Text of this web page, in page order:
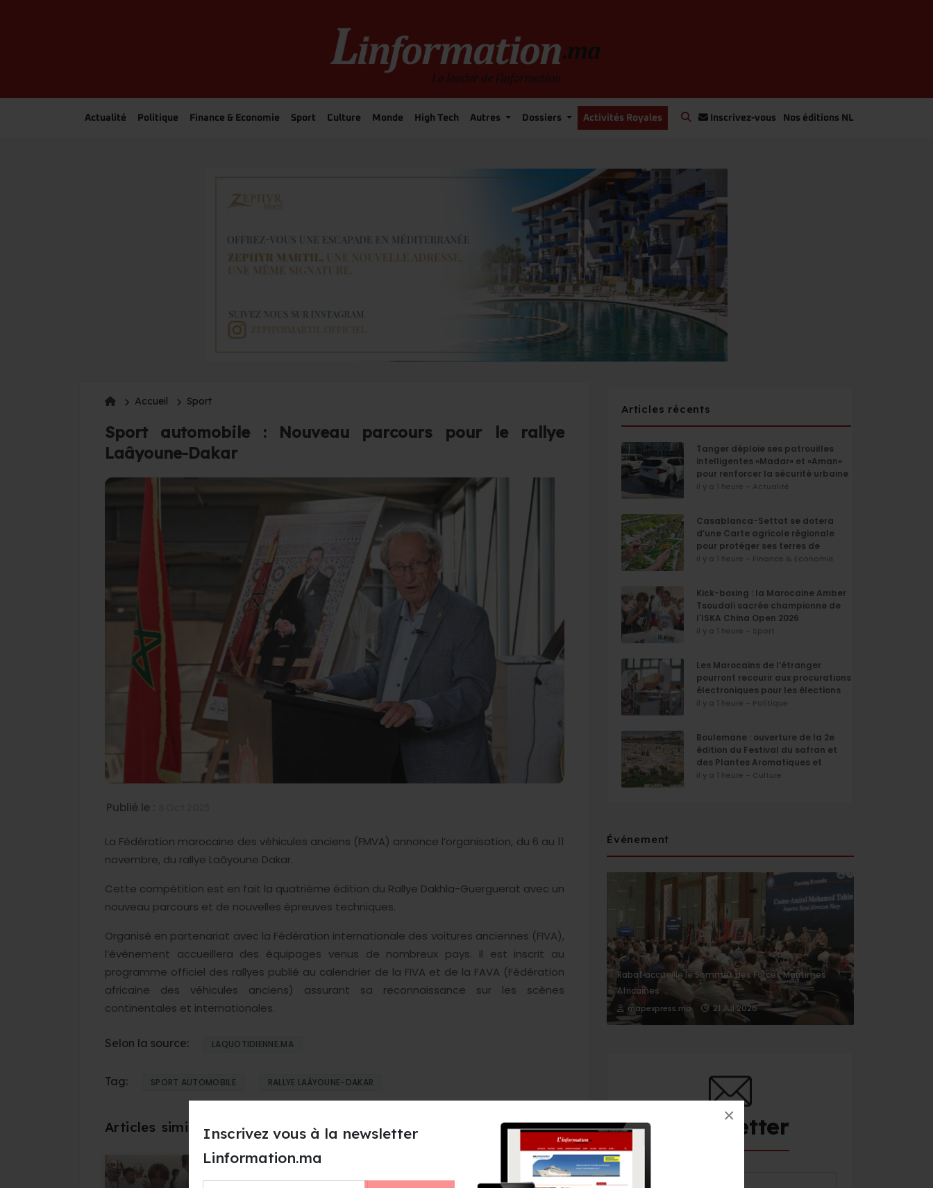
Inscrivez vous à la newsletter
Linformation.ma
×
Actualité Politique Finance & Economie Sport Culture Monde High Tech Autres Dossiers Activités Royales Inscrivez-vous Nos éditions NL
Accueil Sport
Sport automobile : Nouveau parcours pour le rallye
Laâyoune-Dakar
Publié le :
La Fédération marocaine des véhicules anciens (FMVA) annonce l’organisation, du 6 au 11
novembre, du rallye Laâyoune Dakar.
Cette compétition est en fait la quatrième édition du Rallye Dakhla-Guerguerat avec un
nouveau parcours et de nouvelles épreuves techniques.
Organisé en partenariat avec la Fédération internationale des voitures anciennes (FIVA),
l’évènement accueillera des équipages venus de nombreux pays. Il est inscrit au
programme officiel des rallyes publié au calendrier de la FIVA et de la FAVA (Fédération
africaine des véhicules anciens) assurant sa reconnaissance sur les scènes
continentales et internationales.
Selon la source: LAQUOTIDIENNE.MA
Tag: SPORT AUTOMOBILE RALLYE LAÂYOUNE-DAKAR
Articles récents
Tanger déploie ses patrouilles
intelligentes «Madar» et «Aman»
pour renforcer la sécurité urbaine
il y a 1 heure - Actualité
Casablanca-Settat se dotera
d’une Carte agricole régionale
pour protéger ses terres de
l’urbanisation
il y a 1 heure - Finance & Economie
Kick-boxing : la Marocaine Amber
Tsoudali sacrée championne de
l'ISKA China Open 2026
il y a 1 heure - Sport
Les Marocains de l’étranger
pourront recourir aux procurations
électroniques pour les élections
de septembre
il y a 1 heure - Politique
Boulemane : ouverture de la 2e
édition du Festival du safran et
des Plantes Aromatiques et
Médicinales
il y a 1 heure - Culture
Événement
Rabat accueille le Sommet des Forces Maritimes
Africaines
mapexpress.ma 21 Jul 2026
Newsletter